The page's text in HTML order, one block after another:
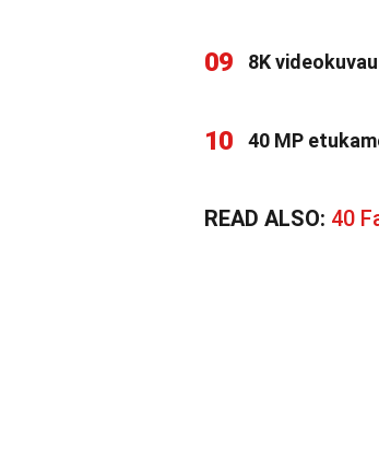
09 8K
10 40 MP
READ ALSO: 40